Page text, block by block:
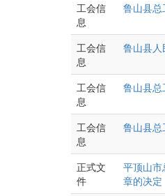
工会信
息
鲁山县
工会信
息
鲁山县
工会信
息
鲁山县
工会信
息
鲁山县
正式文
件
平顶山
章的决定